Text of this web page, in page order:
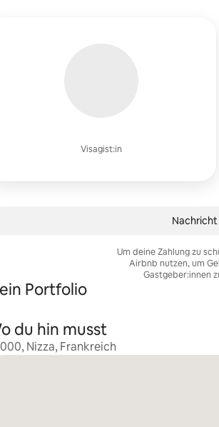
Visagist:in
Nachricht
Um deine Zahlung zu
Airbnb nutzen, um
Gastgeber:innen
Portfolio
du hin musst
Nizza, Frankreich